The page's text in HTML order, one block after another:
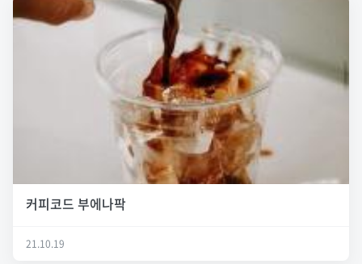
커피코드 부에나팍
21.10.19